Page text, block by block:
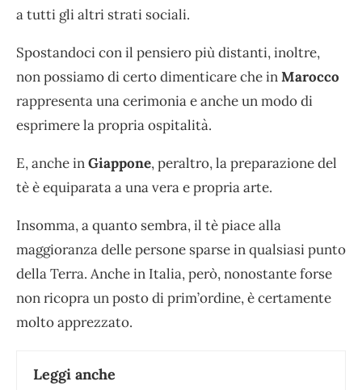
a tutti gli altri strati sociali.
Spostandoci con il pensiero più distanti, inoltre,
non possiamo di certo dimenticare che inMarocco
rappresenta una cerimonia e anche un modo di
esprimere la propria ospitalità.
E, anche inGiappone, peraltro, la preparazione del
tè è equiparata a una vera e propria arte.
Insomma, a quanto sembra, il tè piace alla
maggioranza delle persone sparse in qualsiasi punto
della Terra. Anche in Italia, però, nonostante forse
non ricopra un posto di prim’ordine, è certamente
molto apprezzato.
Leggi anche